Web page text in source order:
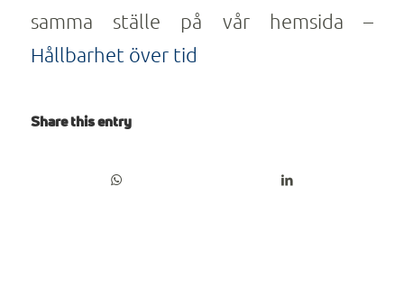
samma ställe på vår hemsida –
Hållbarhet över tid
Share this entry